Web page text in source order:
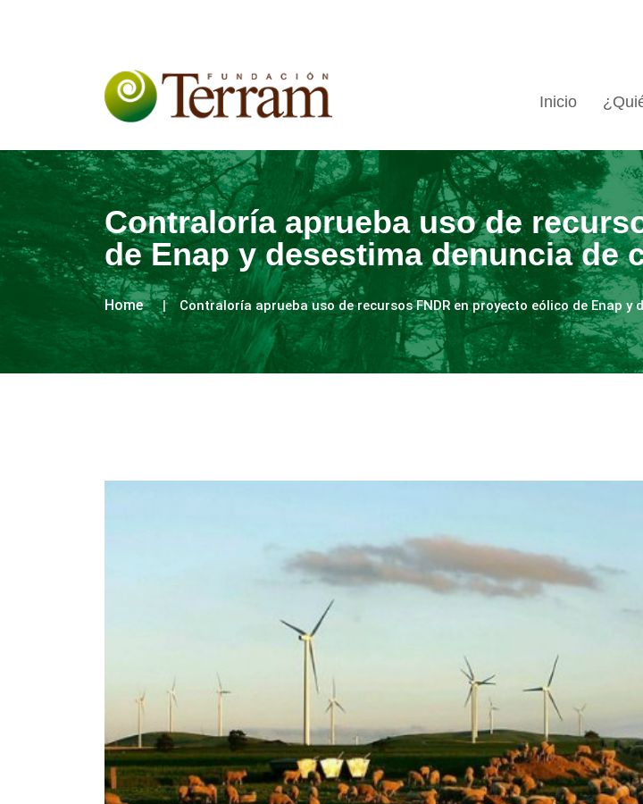
Inicio
Contraloría aprueba uso de
de Enap y desestima denuncia de
Home Contraloría aprueba uso de recursos FNDR en proyecto eólico de Enap y